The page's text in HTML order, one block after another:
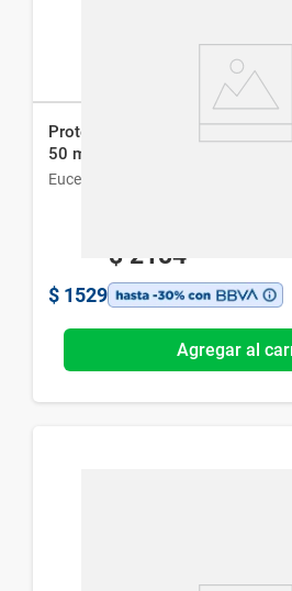
Protector Solar Eucerin Oil
50 ml
Eucerin
$ 2184
$ 1529
Agregar al